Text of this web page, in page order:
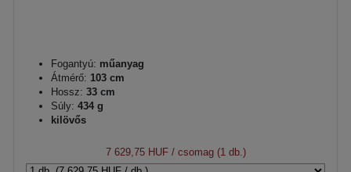
Fogantyú: műanyag
Átmérő: 103 cm
Hossz: 33 cm
Súly: 434 g
kilövős
7 629,75 HUF/ csomag (1 db.)